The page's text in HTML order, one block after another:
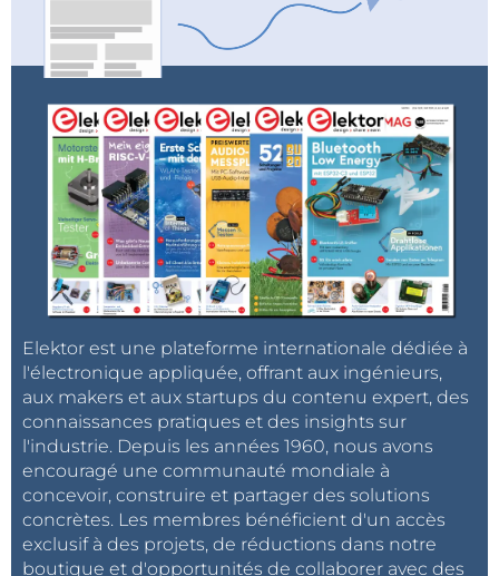
Elektor est une plateforme internationale dédiée à
l'électronique appliquée, offrant aux ingénieurs,
aux makers et aux startups du contenu expert, des
connaissances pratiques et des insights sur
l'industrie. Depuis les années 1960, nous avons
encouragé une communauté mondiale à
concevoir, construire et partager des solutions
concrètes. Les membres bénéficient d'un accès
exclusif à des projets, de réductions dans notre
boutique et d'opportunités de collaborer avec des